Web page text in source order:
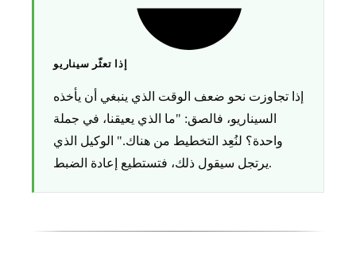
إذا تعثّر سيناريو
إذا تجاوزت نحو ضعف الوقت الذي ينبغي أن يأخذه
السيناريو، فالصق: "ما الذي يعيقنا، في جملة
واحدة؟ لنُعِد التخطيط من هناك." الوكيل الذي
يرتجل سيقول ذلك، فتستطيع إعادة الضبط.